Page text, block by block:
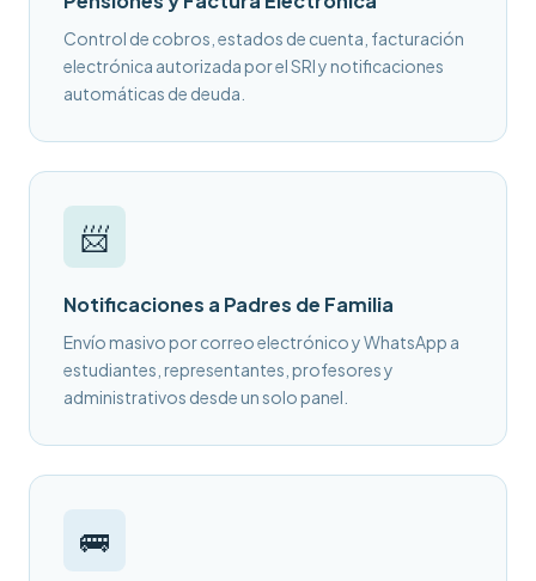
Control de cobros, estados de cuenta, facturación
electrónica autorizada por el SRI y notificaciones
automáticas de deuda.
📨
Notificaciones a Padres de Familia
Envío masivo por correo electrónico y WhatsApp a
estudiantes, representantes, profesores y
administrativos desde un solo panel.
🚌